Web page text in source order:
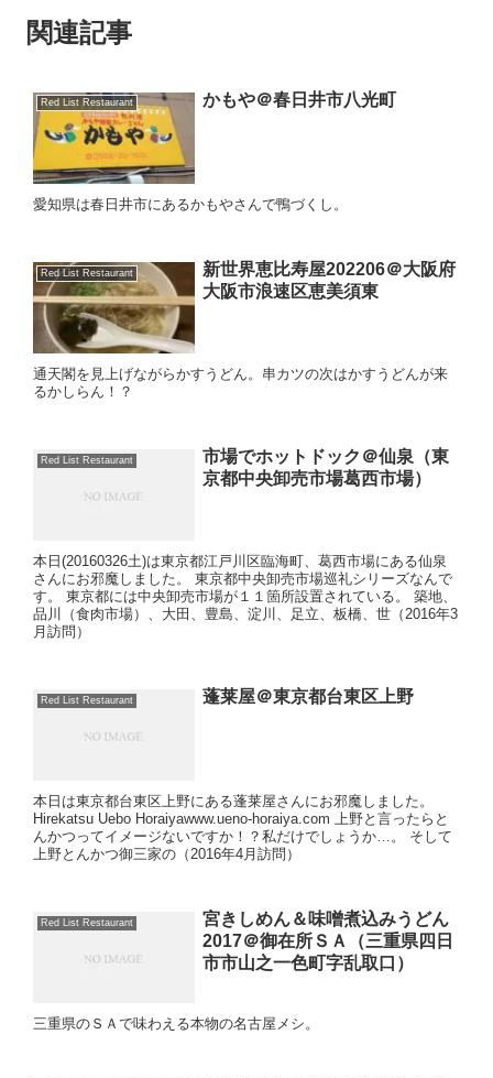
関連記事
Red List Restaurant かもや＠春日井市八光町
愛知県は春日井市にあるかもやさんで鴨づくし。
Red List Restaurant
新世界恵比寿屋202206＠大阪府
大阪市浪速区恵美須東
通天閣を見上げながらかすうどん。串カツの次はかすうどんが来
るかしらん！？
Red List Restaurant
市場でホットドック＠仙泉（東
京都中央卸売市場葛西市場）
本日(20160326土)は東京都江戸川区臨海町、葛西市場にある仙泉
さんにお邪魔しました。 東京都中央卸売市場巡礼シリーズなんで
す。 東京都には中央卸売市場が１１箇所設置されている。 築地、
品川（食肉市場）、大田、豊島、淀川、足立、板橋、世（2016年3
月訪問）
Red List Restaurant 蓬莱屋＠東京都台東区上野
本日は東京都台東区上野にある蓬莱屋さんにお邪魔しました。
Hirekatsu Uebo Horaiyawww.ueno-horaiya.com 上野と言ったらと
んかつってイメージないですか！？私だけでしょうか…。 そして
上野とんかつ御三家の（2016年4月訪問）
Red List Restaurant
宮きしめん＆味噌煮込みうどん
2017＠御在所ＳＡ（三重県四日
市市山之一色町字乱取口）
三重県のＳＡで味わえる本物の名古屋メシ。